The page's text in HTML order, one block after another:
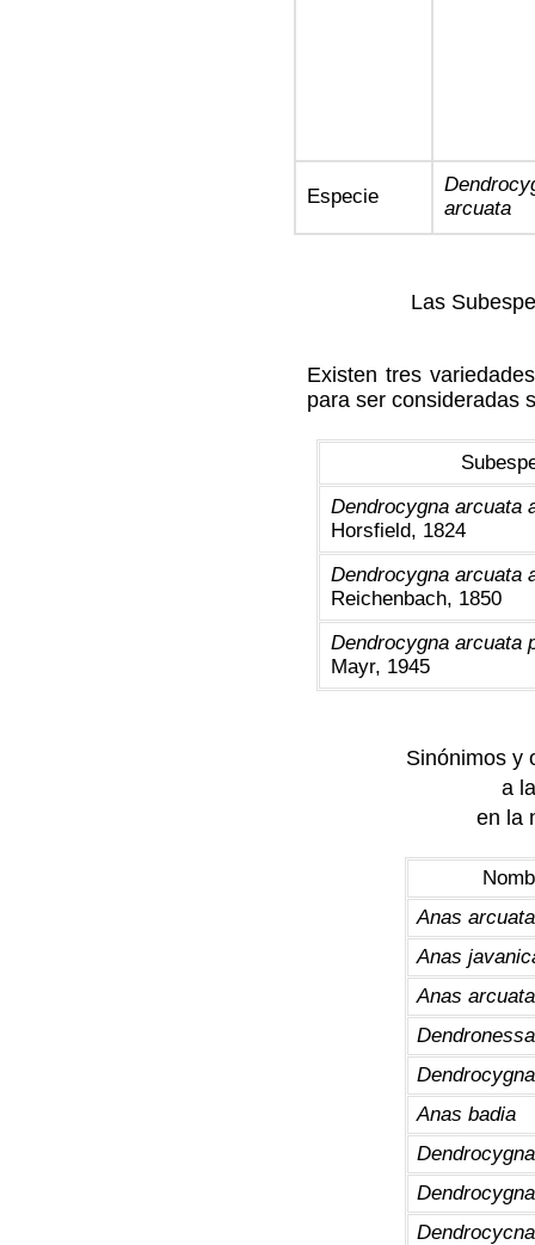
Especie
arcuata
Las
Existen tres
para ser consideradas
Dendrocygna arcuata
Horsfield, 1824
Dendrocygna arcuata
Reichenbach, 1850
Dendrocygna arcuata
Mayr, 1945
Sinónimos y
a
en la
Anas arcuata
Anas
Anas arcuata
Anas badia